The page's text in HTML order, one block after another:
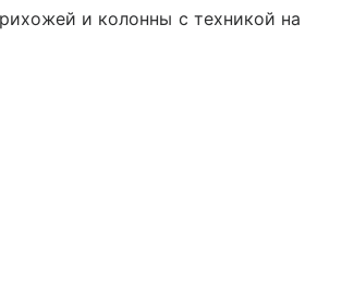
и колонны с техникой на